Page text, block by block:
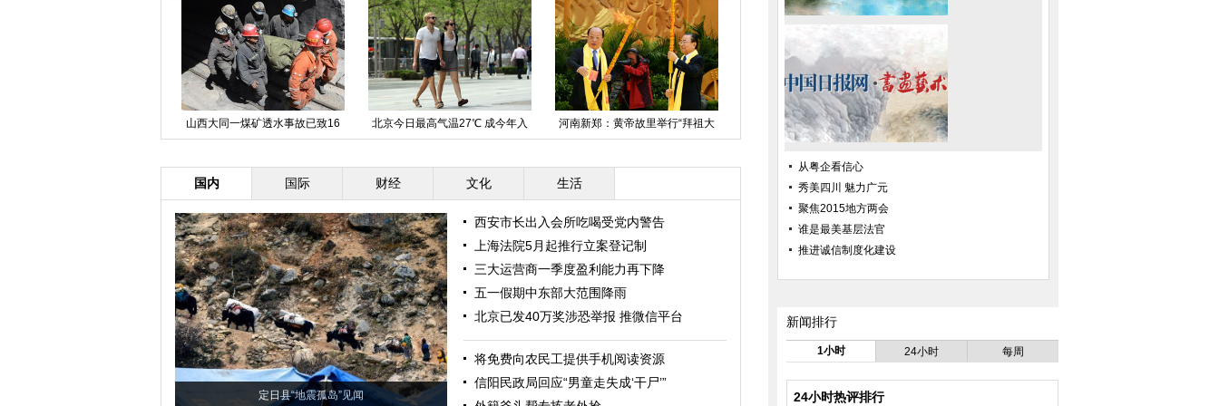
海南海事首次西沙水域海空联合巡
航圆满完成
中国首艘千吨级海巡船与水上飞机
山西大同一煤矿透水事故已致16
人遇难
北京今日最高气温27℃ 成今年入
春以来最暖一天
河南新郑：黄帝故里举行“拜祖大
典”
国内 国际 财经 文化 生活
定日县“地震孤岛”见闻
西安市长出入会所吃喝受党内警告
上海法院5月起推行立案登记制
三大运营商一季度盈利能力再下降
五一假期中东部大范围降雨
北京已发40万奖涉恐举报 推微信平台
将免费向农民工提供手机阅读资源
信阳民政局回应“男童走失成‘干尸’”
从粤企看信心
秀美四川 魅力广元
聚焦2015地方两会
谁是最美基层法官
推进诚信制度化建设
新闻排行
1小时 24小时 每周
24小时热评排行